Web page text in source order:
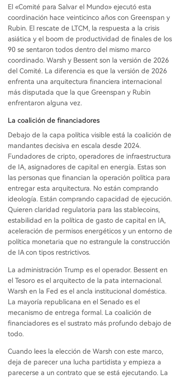
El «Comité para Salvar el Mundo» ejecutó esta
coordinación hace veinticinco años con Greenspan y
Rubin. El rescate de LTCM, la respuesta a la crisis
asiática y el boom de productividad de finales de los
90 se sentaron todos dentro del mismo marco
coordinado. Warsh y Bessent son la versión de 2026
del Comité. La diferencia es que la versión de 2026
enfrenta una arquitectura financiera internacional
más disputada que la que Greenspan y Rubin
enfrentaron alguna vez.
La coalición de financiadores
Debajo de la capa política visible está la coalición de
mandantes decisiva en escala desde 2024.
Fundadores de cripto, operadores de infraestructura
de IA, asignadores de capital en energía. Estas son
las personas que financian la operación política para
entregar esta arquitectura. No están comprando
ideología. Están comprando capacidad de ejecución.
Quieren claridad regulatoria para las stablecoins,
estabilidad en la política de gasto de capital en IA,
aceleración de permisos energéticos y un entorno de
política monetaria que no estrangule la construcción
de IA con tipos restrictivos.
La administración Trump es el operador. Bessent en
el Tesoro es el arquitecto de la pata internacional.
Warsh en la Fed es el ancla institucional doméstica.
La mayoría republicana en el Senado es el
mecanismo de entrega formal. La coalición de
financiadores es el sustrato más profundo debajo de
todo.
Cuando lees la elección de Warsh con este marco,
deja de parecer una lucha partidista y empieza a
parecerse a un contrato que se está ejecutando. La